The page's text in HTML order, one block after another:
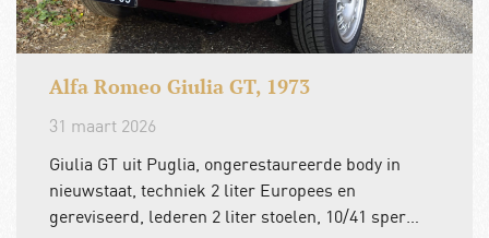
Alfa Romeo Giulia GT, 1973
31 maart 2026
Giulia GT uit Puglia, ongerestaureerde body in
nieuwstaat, techniek 2 liter Europees en
gereviseerd, lederen 2 liter stoelen, 10/41 sper…